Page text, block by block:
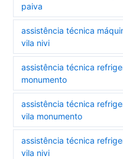
paiva
assistência técnica
vila nivi
assistência técnica
monumento
assistência técnica
vila monumento
assistência técnica
vila nivi